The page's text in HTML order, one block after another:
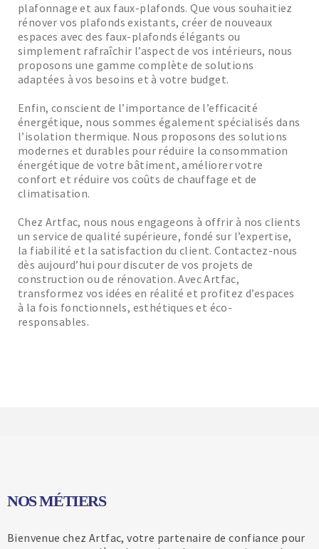
plafonnage et aux faux-plafonds. Que vous souhaitiez
rénover vos plafonds existants, créer de nouveaux
espaces avec des faux-plafonds élégants ou
simplement rafraîchir l’aspect de vos intérieurs, nous
proposons une gamme complète de solutions
adaptées à vos besoins et à votre budget.
Enfin, conscient de l’importance de l’efficacité
énergétique, nous sommes également spécialisés dans
l’isolation thermique. Nous proposons des solutions
modernes et durables pour réduire la consommation
énergétique de votre bâtiment, améliorer votre
confort et réduire vos coûts de chauffage et de
climatisation.
Chez Artfac, nous nous engageons à offrir à nos clients
un service de qualité supérieure, fondé sur l’expertise,
la fiabilité et la satisfaction du client. Contactez-nous
dès aujourd’hui pour discuter de vos projets de
construction ou de rénovation. Avec Artfac,
transformez vos idées en réalité et profitez d’espaces
à la fois fonctionnels, esthétiques et éco-
responsables.
NOS MÉTIERS
Bienvenue chez Artfac, votre partenaire de confiance pour